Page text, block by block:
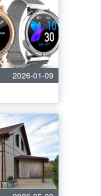
2026-01-09